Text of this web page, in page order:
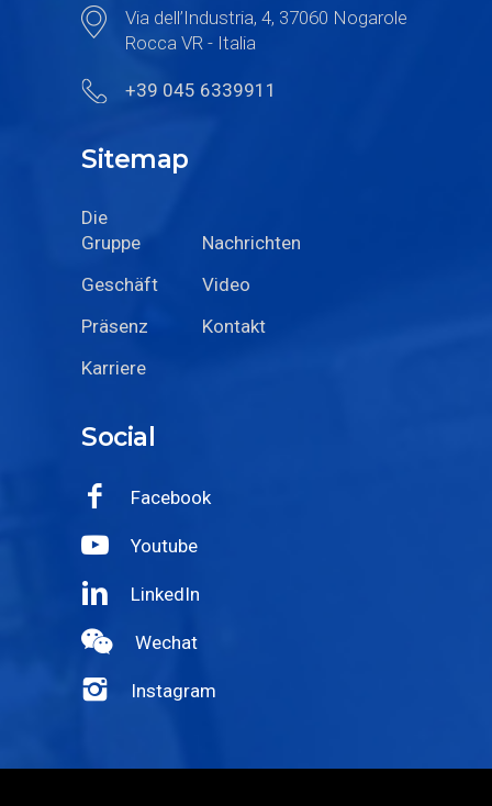
Via dell’Industria, 4, 37060 Nogarole
Rocca VR - Italia
+39 045 6339911
Sitemap
Die
Gruppe
Nachrichten
Geschäft
Video
Präsenz
Kontakt
Karriere
Social
Facebook
Youtube
LinkedIn
Wechat
Instagram